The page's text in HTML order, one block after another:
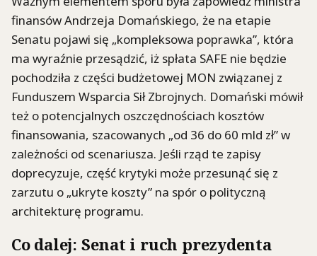
finansów Andrzeja Domańskiego, że na etapie
Senatu pojawi się „kompleksowa poprawka”, która
ma wyraźnie przesądzić, iż spłata SAFE nie będzie
pochodziła z części budżetowej MON związanej z
Funduszem Wsparcia Sił Zbrojnych. Domański mówił
też o potencjalnych oszczędnościach kosztów
finansowania, szacowanych „od 36 do 60 mld zł” w
zależności od scenariusza. Jeśli rząd te zapisy
doprecyzuje, część krytyki może przesunąć się z
zarzutu o „ukryte koszty” na spór o polityczną
architekturę programu.
Co dalej: Senat i ruch prezydenta